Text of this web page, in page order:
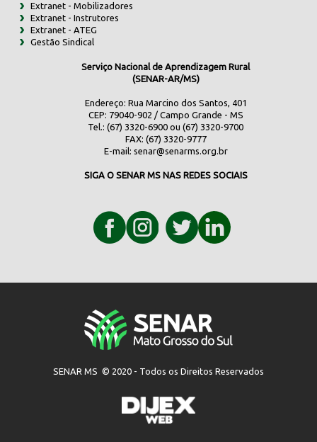
Extranet - Mobilizadores
Extranet - Instrutores
Extranet - ATEG
Gestão Sindical
Serviço Nacional de Aprendizagem Rural
(SENAR-AR/MS)
Endereço: Rua Marcino dos Santos, 401
CEP: 79040-902 / Campo Grande - MS
Tel.: (67) 3320-6900 ou (67) 3320-9700
FAX: (67) 3320-9777
E-mail: senar@senarms.org.br
SIGA O SENAR MS NAS REDES SOCIAIS
SENAR MS © 2020 - Todos os Direitos Reservados